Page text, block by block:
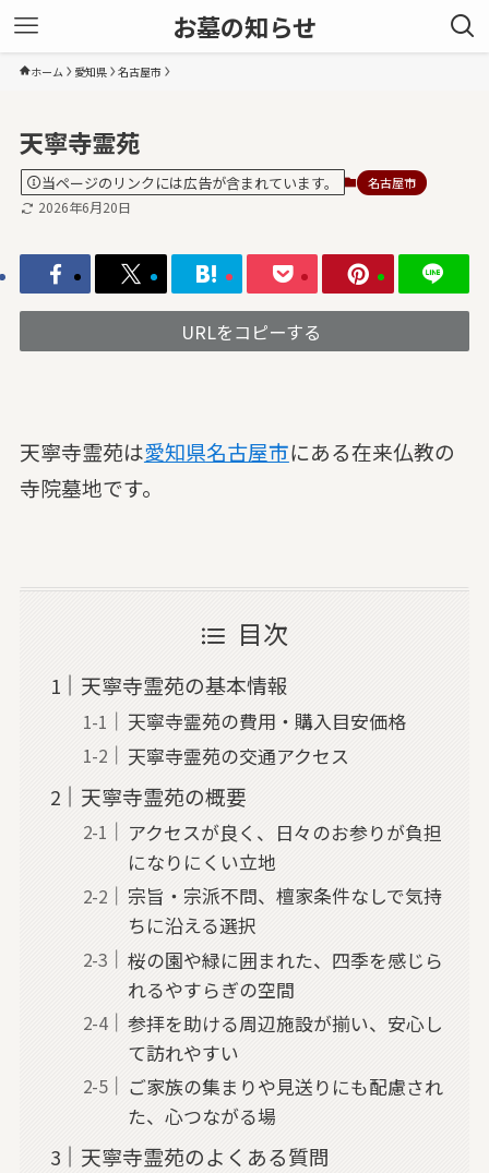
お墓の知らせ
ホーム 愛知県 名古屋市
天寧寺霊苑
当ページのリンクには広告が含まれています。 名古屋市
2026年6月20日
URLをコピーする
天寧寺霊苑は愛知県名古屋市にある在来仏教の
寺院墓地です。
目次
天寧寺霊苑の基本情報
天寧寺霊苑の費用・購入目安価格
天寧寺霊苑の交通アクセス
天寧寺霊苑の概要
アクセスが良く、日々のお参りが負担
になりにくい立地
宗旨・宗派不問、檀家条件なしで気持
ちに沿える選択
桜の園や緑に囲まれた、四季を感じら
れるやすらぎの空間
参拝を助ける周辺施設が揃い、安心し
て訪れやすい
ご家族の集まりや見送りにも配慮され
た、心つながる場
天寧寺霊苑のよくある質問